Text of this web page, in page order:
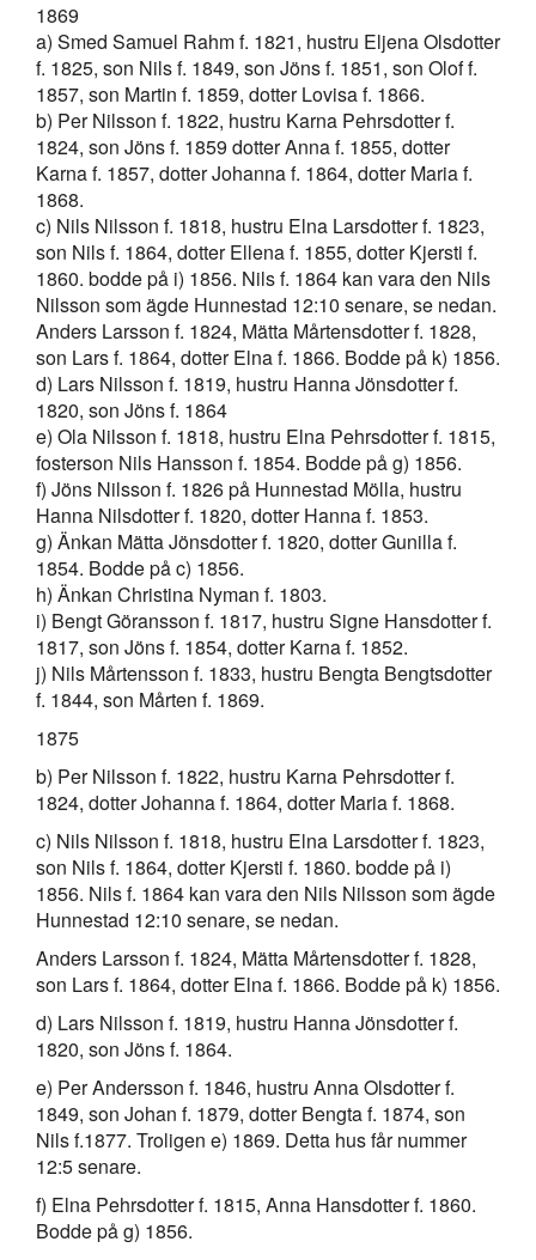
1869
a) Smed Samuel Rahm f. 1821, hustru Eljena Olsdotter
f. 1825, son Nils f. 1849, son Jöns f. 1851, son Olof f.
1857, son Martin f. 1859, dotter Lovisa f. 1866.
b) Per Nilsson f. 1822, hustru Karna Pehrsdotter f.
1824, son Jöns f. 1859 dotter Anna f. 1855, dotter
Karna f. 1857, dotter Johanna f. 1864, dotter Maria f.
1868.
c) Nils Nilsson f. 1818, hustru Elna Larsdotter f. 1823,
son Nils f. 1864, dotter Ellena f. 1855, dotter Kjersti f.
1860. bodde på i) 1856. Nils f. 1864 kan vara den Nils
Nilsson som ägde Hunnestad 12:10 senare, se nedan.
Anders Larsson f. 1824, Mätta Mårtensdotter f. 1828,
son Lars f. 1864, dotter Elna f. 1866. Bodde på k) 1856.
d) Lars Nilsson f. 1819, hustru Hanna Jönsdotter f.
1820, son Jöns f. 1864
e) Ola Nilsson f. 1818, hustru Elna Pehrsdotter f. 1815,
fosterson Nils Hansson f. 1854. Bodde på g) 1856.
f) Jöns Nilsson f. 1826 på Hunnestad Mölla, hustru
Hanna Nilsdotter f. 1820, dotter Hanna f. 1853.
g) Änkan Mätta Jönsdotter f. 1820, dotter Gunilla f.
1854. Bodde på c) 1856.
h) Änkan Christina Nyman f. 1803.
i) Bengt Göransson f. 1817, hustru Signe Hansdotter f.
1817, son Jöns f. 1854, dotter Karna f. 1852.
j) Nils Mårtensson f. 1833, hustru Bengta Bengtsdotter
f. 1844, son Mårten f. 1869.
1875
b) Per Nilsson f. 1822, hustru Karna Pehrsdotter f.
1824, dotter Johanna f. 1864, dotter Maria f. 1868.
c) Nils Nilsson f. 1818, hustru Elna Larsdotter f. 1823,
son Nils f. 1864, dotter Kjersti f. 1860. bodde på i)
1856. Nils f. 1864 kan vara den Nils Nilsson som ägde
Hunnestad 12:10 senare, se nedan.
Anders Larsson f. 1824, Mätta Mårtensdotter f. 1828,
son Lars f. 1864, dotter Elna f. 1866. Bodde på k) 1856.
d) Lars Nilsson f. 1819, hustru Hanna Jönsdotter f.
1820, son Jöns f. 1864.
e) Per Andersson f. 1846, hustru Anna Olsdotter f.
1849, son Johan f. 1879, dotter Bengta f. 1874, son
Nils f.1877. Troligen e) 1869. Detta hus får nummer
12:5 senare.
f) Elna Pehrsdotter f. 1815, Anna Hansdotter f. 1860.
Bodde på g) 1856.